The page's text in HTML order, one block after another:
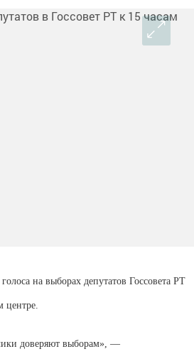
на выборах депутатов Госсовета РТ
доверяют выборам», —